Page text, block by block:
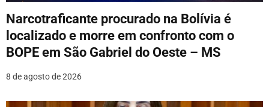
P
o
s
t
Narcotraficante procurado na Bolívia é
localizado e morre em confronto com o
BOPE em São Gabriel do Oeste – MS
8 de agosto de 2026